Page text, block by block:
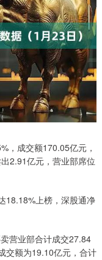
，成交额170.05亿元，
2.91亿元，营业部席位
18.18%上榜，深股通净
营业部合计成交27.84
交额为19.10亿元，合计